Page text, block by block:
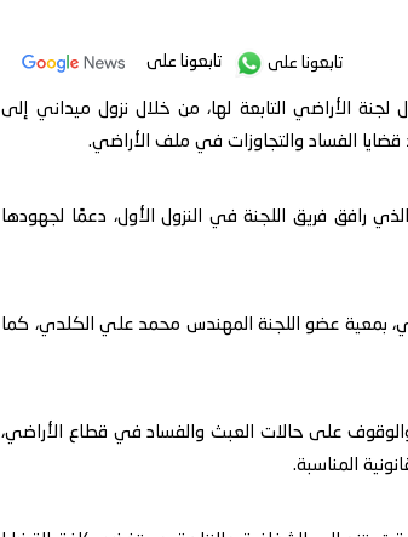
تابعونا على تابعونا على
الأراضي التابعة لها، من خلال نزول ميداني إلى
قضايا الفساد والتجاوزات في ملف الأراضي.
رافق فريق اللجنة في النزول الأول، دعمًا لجهودها
بمعية عضو اللجنة المهندس محمد علي الكلدي، كما
والوقوف على حالات العبث والفساد في قطاع الأراضي،
المناسبة.